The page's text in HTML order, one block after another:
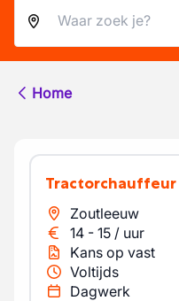
Home
Tractorchauffeur
Zoutleeuw
14 - 15 / uur
Kans op vast
Voltijds
Dagwerk